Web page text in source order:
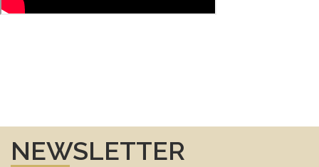
NEWSLETTER